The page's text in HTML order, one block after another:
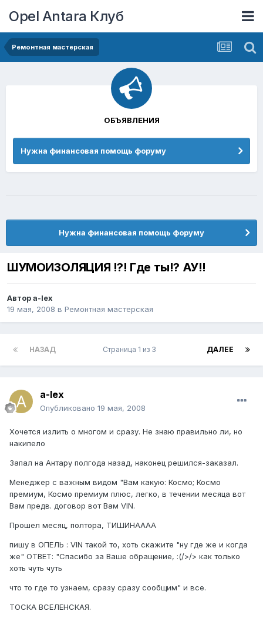
Opel Antara Клуб
Ремонтная мастерская
Нужна финансовая помощь форуму
ШУМОИЗОЛЯЦИЯ !?! Где ты!? АУ!!
Авторa-lex
19 мая, 2008 в Ремонтная мастерская
НАЗАД ДАЛЕЕ
Страница 1 из 3
a-lex
Опубликовано 19 мая, 2008
Хочется излить о многом и сразу. Не знаю правильно ли, но
накипело
Запал на Антару полгода назад, наконец решился-заказал.
Менеджер с важным видом "Вам какую: Космо; Космо
премиум, Космо премиум плюс, легко, в течении месяца вот
Вам предв. договор вот Вам VIN.
Прошел месяц, полтора, ТИШИНАААА
пишу в ОПЕЛЬ : VIN такой то, хоть скажите "ну где же и когда
же" ОТВЕТ: "Спасибо за Ваше обращение, :(/>/> как только
хоть чуть чуть
что то где то узнаем, сразу сразу сообщим" и все.
ТОСКА ВСЕЛЕНСКАЯ.
ОБЪЯВЛЕНИЯ
Нужна финансовая помощь форуму